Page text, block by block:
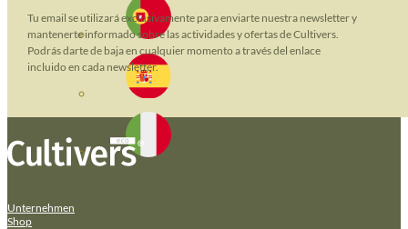
Tu email se utilizará exclusivamente para enviarte nuestra newsletter y
mantenerte informado sobre las actividades y ofertas de Cultivers.
Podrás darte de baja en cualquier momento a través del enlace
incluido en cada newsletter.
Unternehmen
Shop